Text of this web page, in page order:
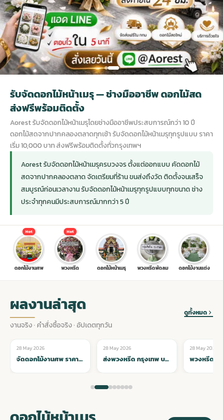
ดอกไม้หน้าหีบ
ดอกไม้หน้างานศพ
ดอกไม้หน้าโลง
จัดดอกไม้หน้ารูป
จัดดอกไม้หน้าโลง
ดอกไม้ศพ
ดอกไม้งานศพ ส่งด่วน
ดอกไม้งานศพ กรุงเทพ
ดอกไม้งานศพ ปากคลองตลาด
ดอกไม้งานศพ ราคาถูก
จัดดอกไม้งานศพ ราคา
ดอกไม้งานศพ ออนไลน์
ร้านพวงหรีด
ดอกไม้พวงหรีด
พวงหรีดปทุม
พวงหรีดพระราม 2
พวงหรีด ปากคลองตลาด
พวงหรีดราคาถูก
พวงหรีดดอกไม้สด
พวงหรีดดอกไม้สด ราคาถูก
สั่งพวงหรีด ออนไลน์
ร้านพวงหรีด กรุงเทพ ส่งฟรี
พวงหรีด ปากคลองตลาด ราคา
ไม้หน้าเมรุ
กไม้หน้าเมรุ
น้าเมรุ ราคา
มรุ กรุงเทพ
ม้หน้าเมรุ
มรุ ราคาถูก
ม้หน้าเมรุ
ระดับเมรุ
มรุ ออนไลน์
น้าเมรุ กรุงเทพ
ไม้งานแต่ง กรุงเทพ
อกไม้งานแต่ง
ดอกไม้งานแต่ง
ไม้งานแต่ง แบบสวยๆ
พวงหรีดพัดลม กรุงเทพ
พวงหรีดพัดลม ส่งด่วน
สั่งพวงหรีดพัดลม
ร้านพวงหรีดพัดลม
พวงหรีดพัดลม ปากคลองตลาด
พวงหรีดพัดลม แบบสวยๆ
รับจัดงานศพ กรุงเทพ
แพ็คเกจจัดงานศพ
ค่าใช้จ่ายจัดงานศพ
จัดงานศพ วัด
ขั้นตอนจัดงานศพ
จัดงานศพ ราคาถูก
รับจัดดอกไม้หน้าเมรุ — ช่างมืออาชีพ ดอกไม้สด
ส่งฟรีพร้อมติดตั้ง
Aorest รับจัดดอกไม้หน้าเมรุโดยช่างมืออาชีพประสบการณ์กว่า 10 ปี
ดอกไม้สดจากปากคลองตลาดทุกเช้า รับจัดดอกไม้หน้าเมรุทุกรูปแบบ ราคา
เริ่ม 10,000 บาท ส่งฟรีพร้อมติดตั้งทั่วกรุงเทพฯ
Aorest รับจัดดอกไม้หน้าเมรุครบวงจร ตั้งแต่ออกแบบ คัดดอกไม้
สดจากปากคลองตลาด จัดเตรียมที่ร้าน ขนส่งถึงวัด ติดตั้งจนเสร็จ
สมบูรณ์ก่อนเวลางาน รับจัดดอกไม้หน้าเมรุทุกรูปแบบทุกขนาด ช่าง
ประจำทุกคนมีประสบการณ์มากกว่า 5 ปี
Hot
ดอกไม้งานศพ
Hot
พวงหรีด ดอกไม้หน้าเมรุ พวงหรีดพัดลม ดอกไม้งานแต่ง
ผลงานล่าสุด
งานจริง · คำสั่งซื้อจริง · อัปเดตทุกวัน
ดูทั้งหมด
🌸 ดอกไม้หน้าเมรุ
28 May 2026
ส่งพวงหรีด กรุงเทพ บริการจัดส่งทั่วทุกเขต ตรงเวลา น่าเชื่อถือ
🌸 ดอกไม้หน้าเมรุ
28 May 2026
พวงหรีด ส่งด่วน กรุงเทพ บริการ 24 ชั่วโมง จัดส่งทันทีทุกเขต
🌸 ดอกไม้หน้าเ
28 May 2026